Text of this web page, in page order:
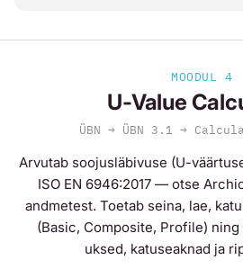
MOODUL 4
U-Value
ÜBN → ÜBN 3.1 →
Arvutab soojusläbivuse (U-
ISO EN 6946:2017 — otse
andmetest. Toetab seina, lae,
(Basic, Composite, Profile)
uksed, katuseaknad ja